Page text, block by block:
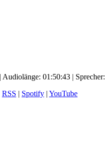
| Audiolänge: 01:50:43 | Sprecher:
RSS | Spotify | YouTube